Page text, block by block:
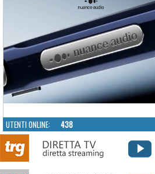
UTENTI ONLINE: 438